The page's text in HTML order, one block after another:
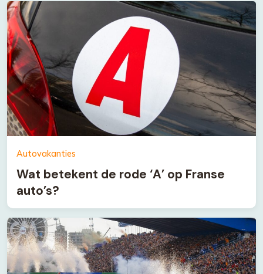
Autovakanties
Wat betekent de rode ‘A’ op Franse
auto’s?